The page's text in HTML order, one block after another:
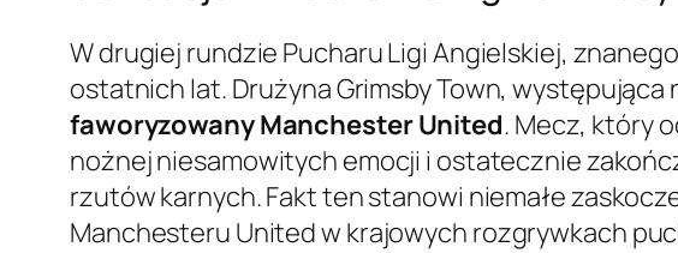
W drugiej rundzie Pucharu Ligi Angielskiej,
ostatnich lat. Drużyna Grimsby Town,
faworyzowany Manchester United. Mecz, który
nożnej niesamowitych emocji i ostatecznie
rzutów karnych. Fakt ten stanowi niemałe
Manchesteru United w krajowych rozgrywkach